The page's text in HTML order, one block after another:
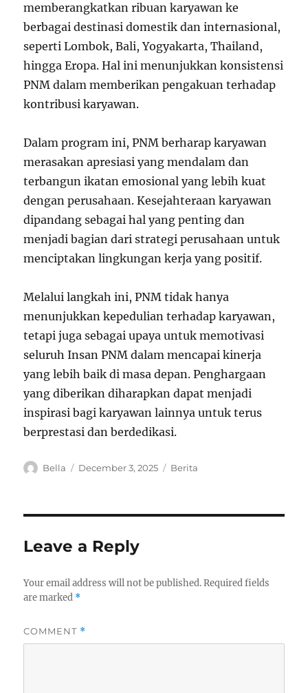
memberangkatkan ribuan karyawan ke
berbagai destinasi domestik dan internasional,
seperti Lombok, Bali, Yogyakarta, Thailand,
hingga Eropa. Hal ini menunjukkan konsistensi
PNM dalam memberikan pengakuan terhadap
kontribusi karyawan.
Dalam program ini, PNM berharap karyawan
merasakan apresiasi yang mendalam dan
terbangun ikatan emosional yang lebih kuat
dengan perusahaan. Kesejahteraan karyawan
dipandang sebagai hal yang penting dan
menjadi bagian dari strategi perusahaan untuk
menciptakan lingkungan kerja yang positif.
Melalui langkah ini, PNM tidak hanya
menunjukkan kepedulian terhadap karyawan,
tetapi juga sebagai upaya untuk memotivasi
seluruh Insan PNM dalam mencapai kinerja
yang lebih baik di masa depan. Penghargaan
yang diberikan diharapkan dapat menjadi
inspirasi bagi karyawan lainnya untuk terus
berprestasi dan berdedikasi.
A
Bella
P
o
December 3, 2025
C
e
Berita
Leave a Reply
Your email address will not be published. Required fields
are marked *
COMMENT *